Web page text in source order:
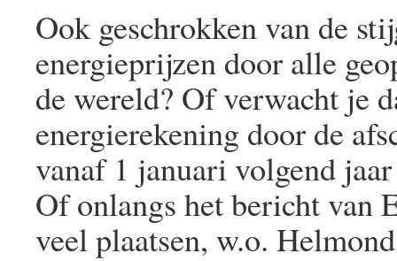
Ook geschrokken van de
energieprijzen door alle
de wereld? Of verwacht je
energierekening door de
vanaf 1 januari volgend
Of onlangs het bericht van
veel plaatsen, w.o.